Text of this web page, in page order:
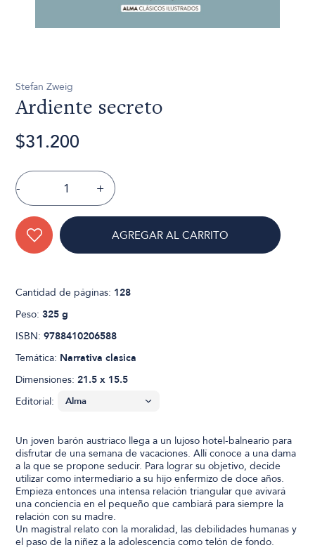
Stefan Zweig
Ardiente secreto
$31.200
- +
AGREGAR AL CARRITO
Cantidad de páginas: 128
Peso:325 g
ISBN:9788410206588
Temática: Narrativa clasica
Dimensiones:21.5 x 15.5
Editorial:
Un joven barón austriaco llega a un lujoso hotel-balneario para
disfrutar de una semana de vacaciones. Allí conoce a una dama
a la que se propone seducir. Para lograr su objetivo, decide
utilizar como intermediario a su hijo enfermizo de doce años.
Empieza entonces una intensa relación triangular que avivará
una conciencia en el pequeño que cambiará para siempre la
relación con su madre.
Un magistral relato con la moralidad, las debilidades humanas y
el paso de la niñez a la adolescencia como telón de fondo.